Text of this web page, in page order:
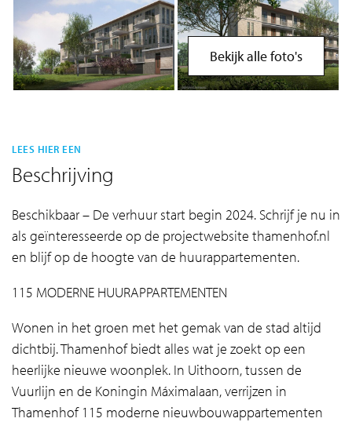
Bekijk alle foto's
LEES HIER EEN
Beschrijving
Beschikbaar – De verhuur start begin 2024. Schrijf je nu in
als geïnteresseerde op de projectwebsite thamenhof.nl
en blijf op de hoogte van de huurappartementen.
115 MODERNE HUURAPPARTEMENTEN
Wonen in het groen met het gemak van de stad altijd
dichtbij. Thamenhof biedt alles wat je zoekt op een
heerlijke nieuwe woonplek. In Uithoorn, tussen de
Vuurlijn en de Koningin Máximalaan, verrijzen in
Thamenhof 115 moderne nieuwbouwappartementen